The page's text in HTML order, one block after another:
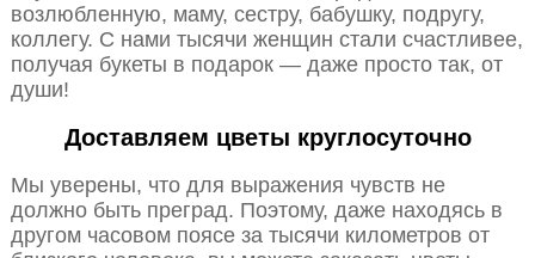
возлюбленную, маму, сестру, бабушку, подругу,
коллегу. С нами тысячи женщин стали счастливее,
получая букеты в подарок — даже просто так, от
души!
Доставляем цветы круглосуточно
Мы уверены, что для выражения чувств не
должно быть преград. Поэтому, даже находясь в
другом часовом поясе за тысячи километров от